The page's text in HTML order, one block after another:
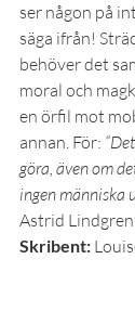
ser någon på
säga ifrån!
behöver det
moral och
en örfil mot
annan. För:
göra, även om
ingen människa
Astrid
Skribent: